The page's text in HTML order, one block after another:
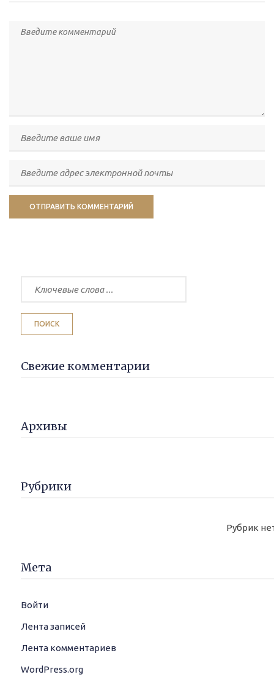
Свежие комментарии
Архивы
Рубрики
Рубрик
Мета
Войти
Лента записей
Лента комментариев
WordPress.org